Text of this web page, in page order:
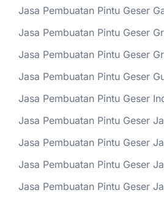
Jasa Pembuatan Pintu Geser
Jasa Pembuatan Pintu Geser
Jasa Pembuatan Pintu Geser
Jasa Pembuatan Pintu Geser
Jasa Pembuatan Pintu Geser
Jasa Pembuatan Pintu Geser
Jasa Pembuatan Pintu Geser
Jasa Pembuatan Pintu Geser
Jasa Pembuatan Pintu Geser